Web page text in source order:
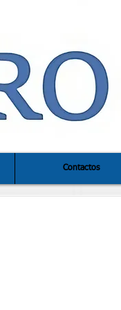
Contactos